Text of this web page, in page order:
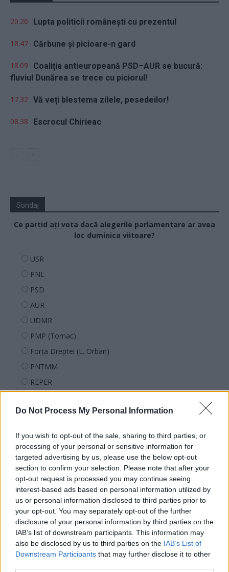
Do Not Process My Personal Information
If you wish to opt-out of the sale, sharing to third parties, or
processing of your personal or sensitive information for
targeted advertising by us, please use the below opt-out
section to confirm your selection. Please note that after your
opt-out request is processed you may continue seeing
interest-based ads based on personal information utilized by
us or personal information disclosed to third parties prior to
your opt-out. You may separately opt-out of the further
disclosure of your personal information by third parties on the
IAB’s list of downstream participants. This information may
also be disclosed by us to third parties on the IAB’s List of
Downstream Participants that may further disclose it to other
20.26 Lupta politicii românești cu prezentul
18.47 Cărbune și picioare-n gard
18.09
Coaliția antieuropeană PSD–AUR se bucură:
fluviul Dunărea se trece cu piciorul!
17.32 Vă veți blestema zilele, pesedeilor!
08.38 Escrocul Chirieac
Sondaj
Ce partid ați vota dacă alegerile parlamentare ar avea
loc duminica viitoare?
USR
PNL
PSD
AUR
UDMR
PMP (Tomac)
Forța Dreptei (L. Orban)
PNȚMM
REPER
SOS (Șoșoacă)
PACE (Peia)
Acțiunea Conservatoare (Târziu)
PDF (Lazarus)
PUSL (D. Voiculescu)
PNȚCD (Pavelescu)
PNCR (Terheș)
Partidul Patrioților (Surugiu)
FAR (Coarnă)
România pe Primul Loc (Ponta)